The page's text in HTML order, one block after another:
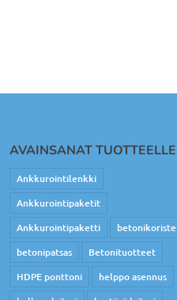
AVAINSANAT TUOTTEELLE
Ankkurointilenkki
Ankkurointipaketit
Ankkurointipaketti
betonikoriste
betonipatsas
Betonituotteet
HDPE ponttoni
helppo asennus